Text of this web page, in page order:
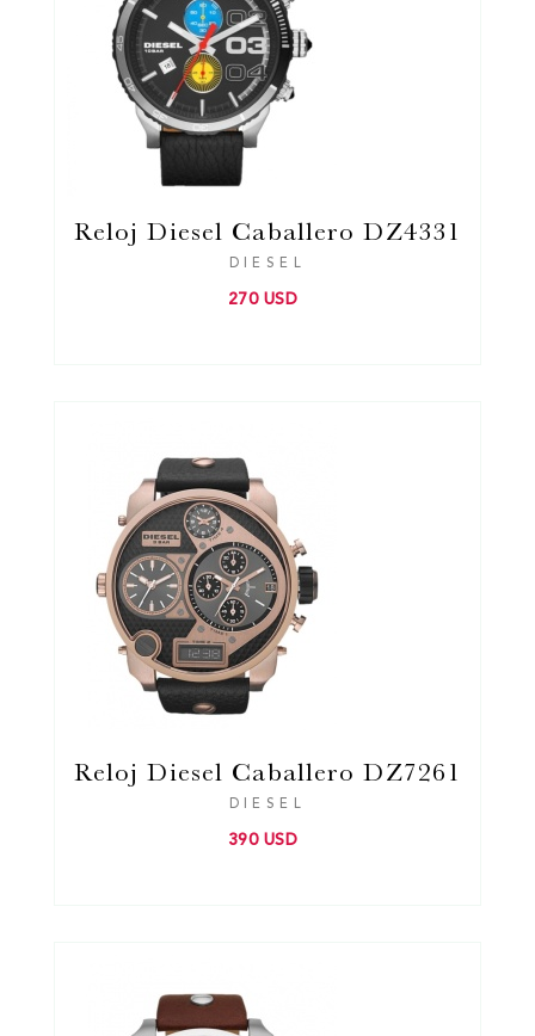
Reloj Diesel Caballero DZ4331
DIESEL
270 USD
Reloj Diesel Caballero DZ7261
DIESEL
390 USD